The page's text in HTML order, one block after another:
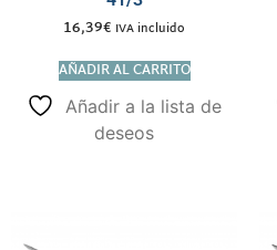
16,39€ IVA incluido
AÑADIR AL CARRITO
Añadir a la lista de
deseos